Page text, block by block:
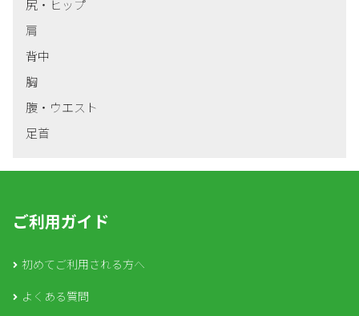
尻・ヒップ
肩
背中
胸
腹・ウエスト
足首
ご利用ガイド
初めてご利用される方へ
よくある質問